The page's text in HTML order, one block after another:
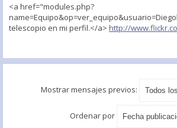
<a href="modules.php?
telescopio en mi perfil.</a> http://
Mostrar mensajes previos:
Ordenar por